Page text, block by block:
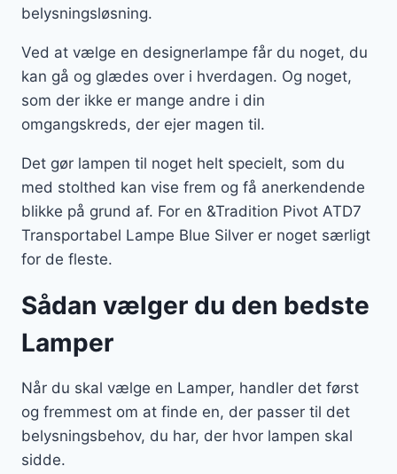
belysningsløsning.
Ved at vælge en designerlampe får du noget, du
kan gå og glædes over i hverdagen. Og noget,
som der ikke er mange andre i din
omgangskreds, der ejer magen til.
Det gør lampen til noget helt specielt, som du
med stolthed kan vise frem og få anerkendende
blikke på grund af. For en &Tradition Pivot ATD7
Transportabel Lampe Blue Silver er noget særligt
for de fleste.
Sådan vælger du den bedste
Lamper
Når du skal vælge en Lamper, handler det først
og fremmest om at finde en, der passer til det
belysningsbehov, du har, der hvor lampen skal
sidde.